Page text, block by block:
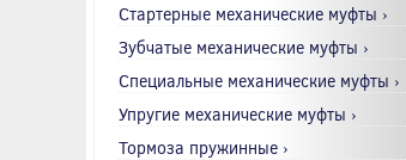
Стартерные механические муфты ›
Зубчатые механические муфты ›
Специальные механические муфты ›
Упругие механические муфты ›
Тормоза пружинные ›